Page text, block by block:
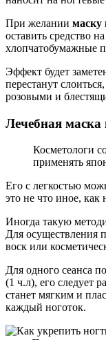
При желании маску
оставить средство
хлопчатобумажные
Эффект будет
перестанут
розовыми и
Лечебная маска
Косметологи
применять
Его с легкостью
это не что иное, как
Иногда такую
Для осуществления
воск или
Для одного сеанса
(1 ч.л), его следует
станет мягким и
каждый ноготок.